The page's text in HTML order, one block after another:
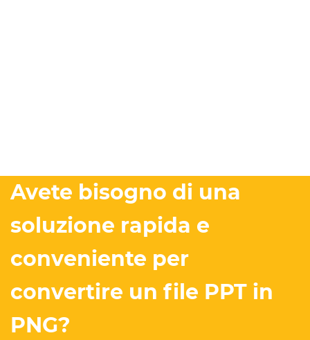
Avete bisogno di una
soluzione rapida e
conveniente per
convertire un file PPT in
PNG?